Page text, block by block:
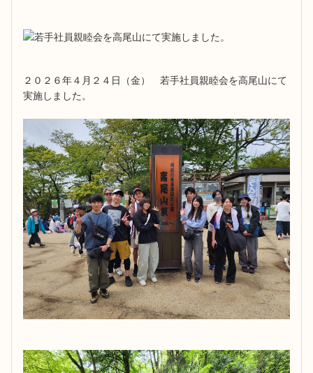
２０２６年４月２４日（金） 若手社員親睦会を高尾山にて
実施しました。